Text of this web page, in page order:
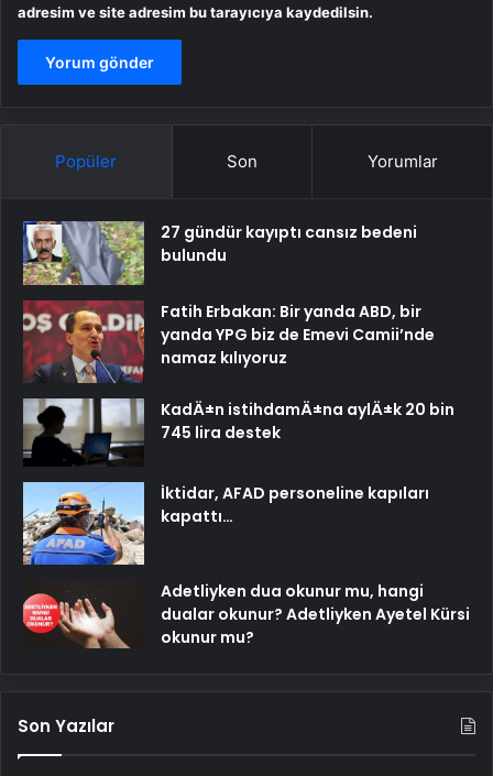
adresim ve site adresim bu tarayıcıya kaydedilsin.
Popüler Son Yorumlar
27 gündür kayıptı cansız bedeni
bulundu
Fatih Erbakan: Bir yanda ABD, bir
yanda YPG biz de Emevi Camii’nde
namaz kılıyoruz
KadÄ±n istihdamÄ±na aylÄ±k 20 bin
745 lira destek
İktidar, AFAD personeline kapıları
kapattı…
Adetliyken dua okunur mu, hangi
dualar okunur? Adetliyken Ayetel Kürsi
okunur mu?
Son Yazılar